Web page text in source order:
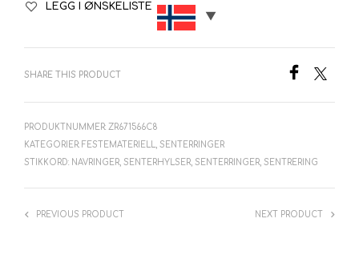
LEGG I ØNSKELISTE
SHARE THIS PRODUCT
PRODUKTNUMMER: ZR671566C8
KATEGORIER: FESTEMATERIELL, SENTERRINGER
STIKKORD: NAVRINGER, SENTERHYLSER, SENTERRINGER, SENTRERING
PREVIOUS PRODUCT NEXT PRODUCT